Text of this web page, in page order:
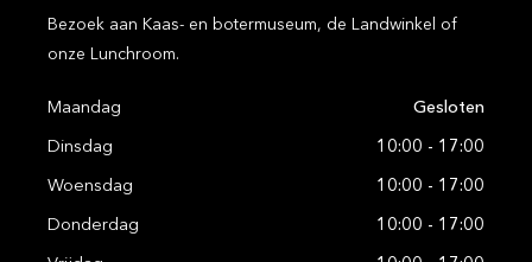
Bezoek aan Kaas- en botermuseum, de Landwinkel of
onze Lunchroom.
Maandag Gesloten
Dinsdag 10:00 - 17:00
Woensdag 10:00 - 17:00
Donderdag 10:00 - 17:00